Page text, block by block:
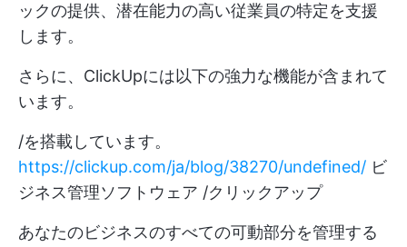
ックの提供、潜在能力の高い従業員の特定を支援
します。
さらに、ClickUpには以下の強力な機能が含まれて
います。
/を搭載しています。
https://clickup.com/ja/blog/38270/undefined/ ビ
ジネス管理ソフトウェア /クリックアップ
あなたのビジネスのすべての可動部分を管理する